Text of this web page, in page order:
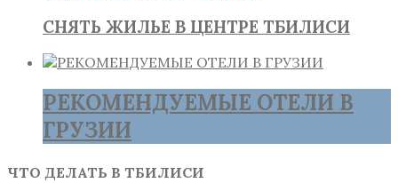
СНЯТЬ ЖИЛЬЕ В ЦЕНТРЕ ТБИЛИСИ
РЕКОМЕНДУЕМЫЕ ОТЕЛИ В
ГРУЗИИ
ЧТО ДЕЛАТЬ В ТБИЛИСИ